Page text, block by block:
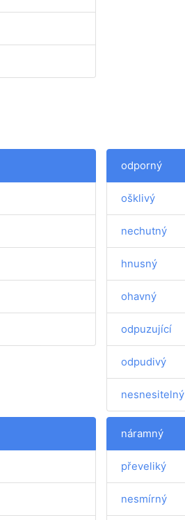
odporný
ošklivý
nechutný
hnusný
ohavný
odpuzující
odpudivý
nesnesitelný
náramný
převeliký
nesmírný